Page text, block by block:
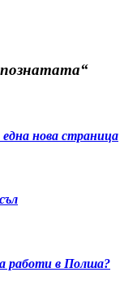
нова страница
работи в Полша?